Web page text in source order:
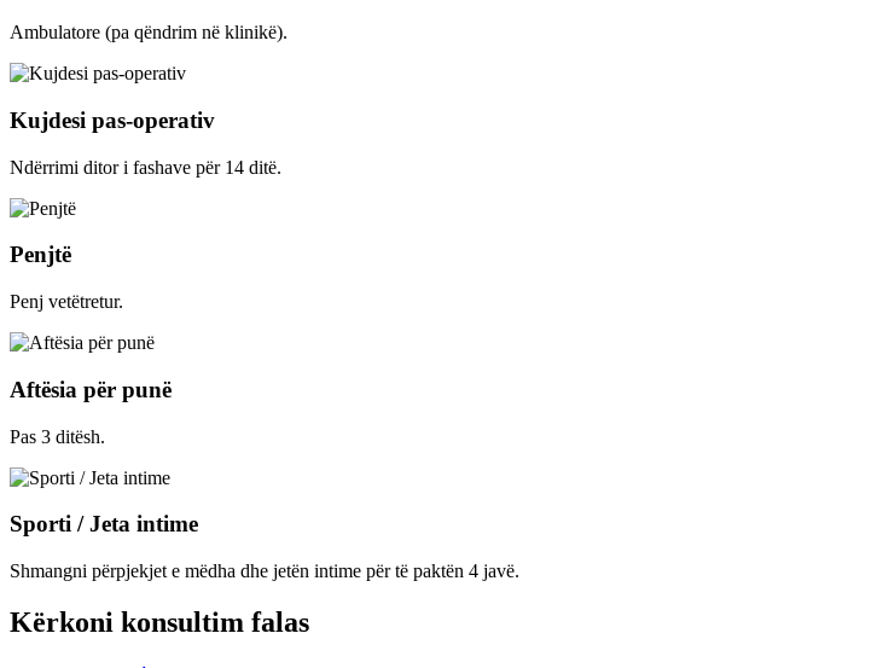
Ambulatore (pa qëndrim në klinikë).
Kujdesi pas-operativ
Ndërrimi ditor i fashave për 14 ditë.
Penjtë
Penj vetëtretur.
Aftësia për punë
Pas 3 ditësh.
Sporti / Jeta intime
Shmangni përpjekjet e mëdha dhe jetën intime për të paktën 4 javë.
Kërkoni konsultim falas